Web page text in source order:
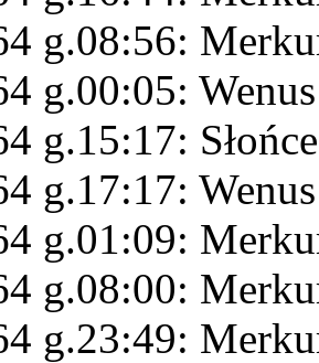
g.08:56:
g.00:05:
g.15:17:
g.17:17:
g.01:09:
g.08:00:
g.23:49: